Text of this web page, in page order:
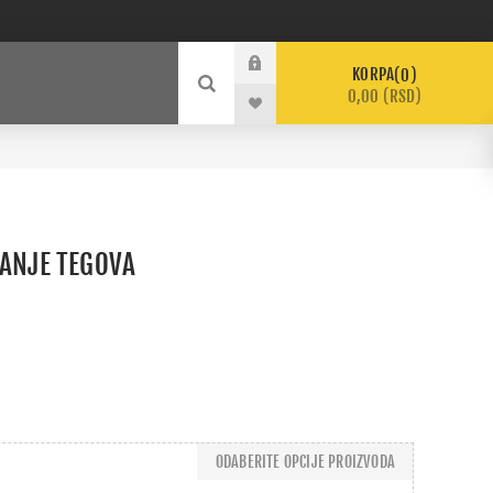
KORPA 0
0,00 (RSD)
TEGOVA
ODABERITE OPCIJE PROIZVODA